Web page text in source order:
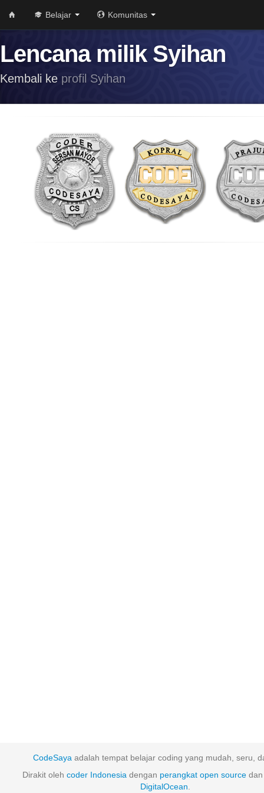
Belajar Komunitas
Lencana milik Syihan
Kembali ke profil Syihan
CodeSaya adalah tempat belajar coding yang mudah, seru,
Dirakit oleh coder Indonesia dengan perangkat open source
DigitalOcean